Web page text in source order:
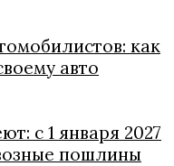
как
авто
с 1 января 2027
пошлины